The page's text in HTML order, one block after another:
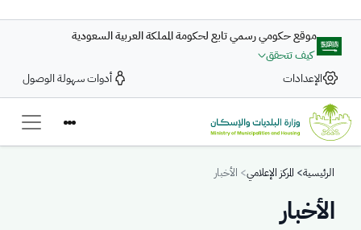
موقع حكومي رسمي تابع لحكومة المملكة العربية السعودية
كيف تتحقق
الإعدادات
أدوات سهولة الوصول
Breadcrumb
الرئيسية المركز الإعلامي الأخبار
الأخبار